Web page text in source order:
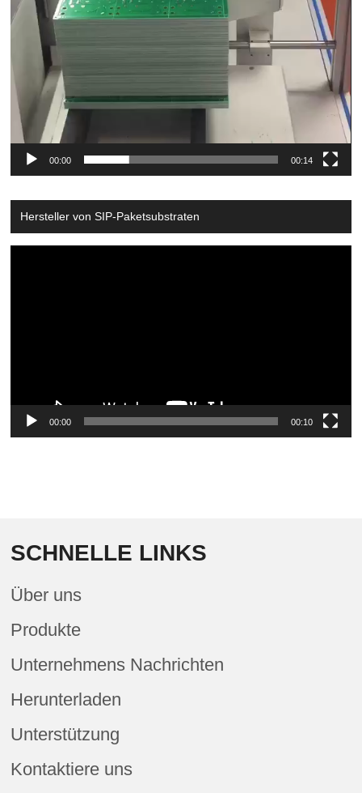
00:00 00:14
Hersteller von SIP-Paketsubstraten
00:00 00:10
SCHNELLE LINKS
Über uns
Produkte
Unternehmens Nachrichten
Herunterladen
Unterstützung
Kontaktiere uns